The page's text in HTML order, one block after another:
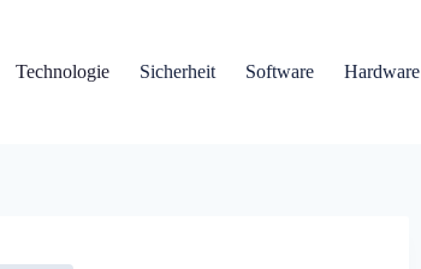
Technologie
Sicherheit Software Hardware